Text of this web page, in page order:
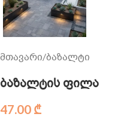
მთავარი/ბაზალტი
ბაზალტის ფილა
47.00 ₾